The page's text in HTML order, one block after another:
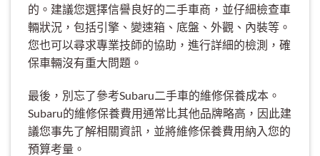
的。建議您選擇信譽良好的二手車商，並仔細檢查車
輛狀況，包括引擎、變速箱、底盤、外觀、內裝等。
您也可以尋求專業技師的協助，進行詳細的檢測，確
保車輛沒有重大問題。
最後，別忘了參考Subaru二手車的維修保養成本。
Subaru的維修保養費用通常比其他品牌略高，因此建
議您事先了解相關資訊，並將維修保養費用納入您的
預算考量。